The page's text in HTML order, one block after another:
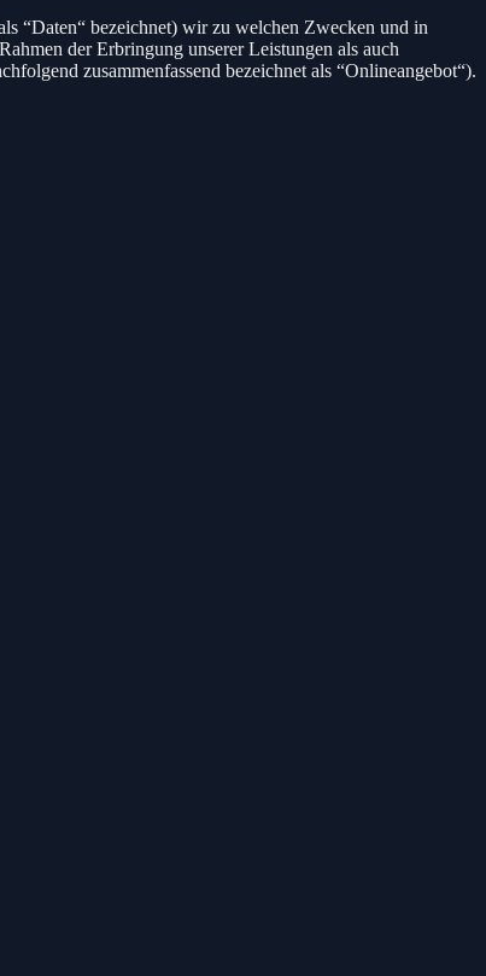
“Daten“ bezeichnet) wir zu welchen Zwecken und in
der Erbringung unserer Leistungen als auch
zusammenfassend bezeichnet als “Onlineangebot“).